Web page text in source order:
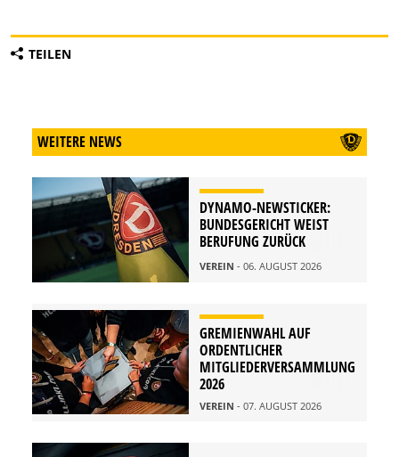
TEILEN
WEITERE NEWS
DYNAMO-NEWSTICKER:
BUNDESGERICHT WEIST
BERUFUNG ZURÜCK
VEREIN - 06. AUGUST 2026
GREMIENWAHL AUF
ORDENTLICHER
MITGLIEDERVERSAMMLUNG
2026
VEREIN - 07. AUGUST 2026